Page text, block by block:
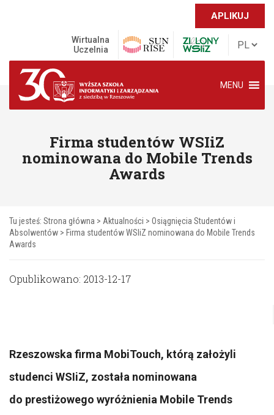
APLIKUJ
Wirtualna
Uczelnia
MENU
Firma studentów WSIiZ
nominowana do Mobile Trends
Awards
Tu jesteś: Strona główna > Aktualności > Osiągnięcia Studentów i
Absolwentów > Firma studentów WSIiZ nominowana do Mobile Trends
Awards
Opublikowano: 2013-12-17
Rzeszowska firma MobiTouch, którą założyli
studenci WSIiZ, została nominowana
do prestiżowego wyróżnienia Mobile Trends